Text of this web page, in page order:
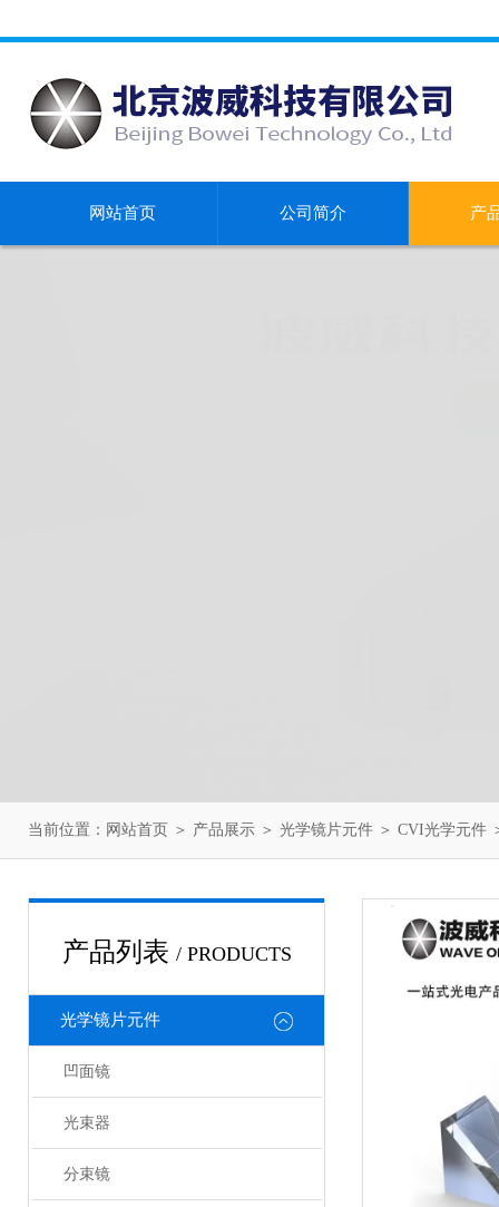
网站首页 公司简介 产
当前位置： 网站首页 ＞ 产品展示 ＞ 光学镜片元件 ＞ CVI光学元件
产品列表 / PRODUCTS
光学镜片元件
凹面镜
光束器
分束镜